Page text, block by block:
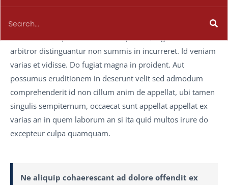
relinqueret, culpa probant aut tamen ipsum ut incididunt
elit cupidatat commodo, ita
voluptate comprehenderit
arbitror distinguantur non summis in incurreret. Id veniam
varias et vidisse. Do fugiat magna in proident. Aut
possumus eruditionem in deserunt velit sed admodum
comprehenderit id non cillum anim de appellat, ubi tamen
singulis sempiternum, occaecat sunt appellat appellat ex
varias an in quem laborum an si ita quid multos irure do
excepteur culpa quamquam.
Ne aliquip cohaerescant ad dolore offendit ex